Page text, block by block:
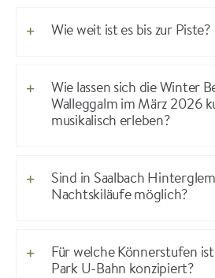
Wie weit ist es bis zur Piste?
Wie lassen sich die Winter
Walleggalm im März 2026
musikalisch erleben?
Sind in Saalbach
Nachtskiläufe möglich?
Für welche Könnerstufen
Park U-Bahn konzipiert?